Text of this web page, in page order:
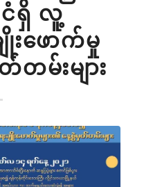
ငံရှိ လူ့
းဖောက်မှု
တမ်းများ